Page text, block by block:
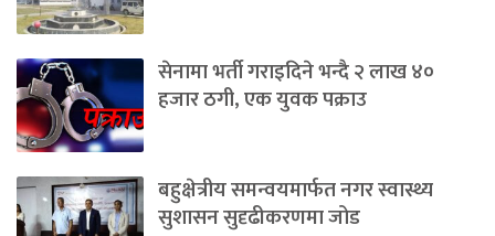
सेनामा भर्ती गराइदिने भन्दै २ लाख ४०
हजार ठगी, एक युवक पक्राउ
बहुक्षेत्रीय समन्वयमार्फत नगर स्वास्थ्य
सुशासन सुदृढीकरणमा जोड